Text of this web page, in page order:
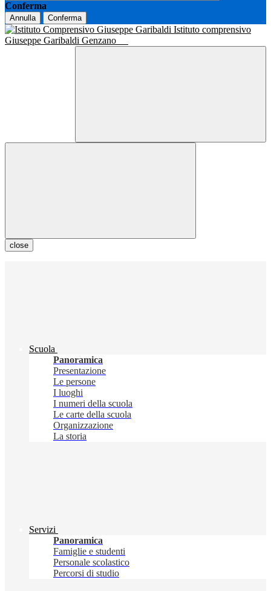
Conferma
Annulla Conferma
Istituto comprensivo
Giuseppe Garibaldi Genzano
close
Scuola
Panoramica
Presentazione
Le persone
I luoghi
I numeri della scuola
Le carte della scuola
Organizzazione
La storia
Servizi
Panoramica
Famiglie e studenti
Personale scolastico
Percorsi di studio